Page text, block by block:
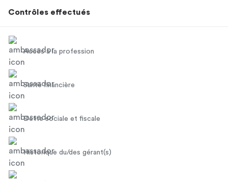
Contrôles effectués
Accès à la profession
Santé financière
Dette sociale et fiscale
Historique du/des gérant(s)